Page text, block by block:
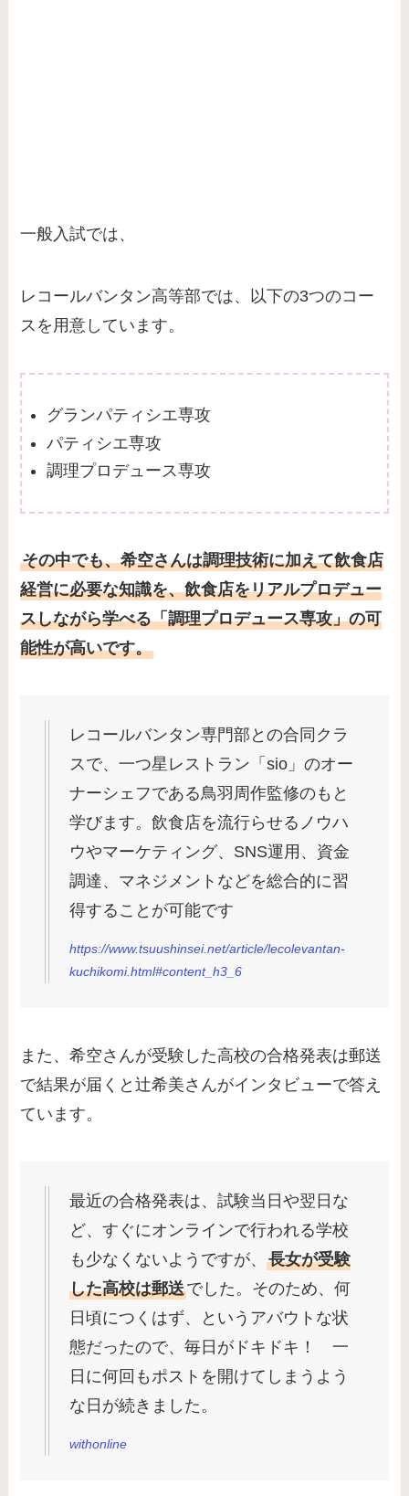
一般入試では、
レコールバンタン高等部では、以下の3つのコー
スを用意しています。
グランパティシエ専攻
パティシエ専攻
調理プロデュース専攻
その中でも、希空さんは調理技術に加えて飲食店
経営に必要な知識を、飲食店をリアルプロデュー
スしながら学べる「調理プロデュース専攻」の可
能性が高いです。
レコールバンタン専門部との合同クラ
スで、一つ星レストラン「sio」のオー
ナーシェフである鳥羽周作監修のもと
学びます。飲食店を流行らせるノウハ
ウやマーケティング、SNS運用、資金
調達、マネジメントなどを総合的に習
得することが可能です
https://www.tsuushinsei.net/article/lecolevantan-
kuchikomi.html#content_h3_6
また、希空さんが受験した高校の合格発表は郵送
で結果が届くと辻希美さんがインタビューで答え
ています。
最近の合格発表は、試験当日や翌日な
ど、すぐにオンラインで行われる学校
も少なくないようですが、長女が受験
した高校は郵送でした。そのため、何
日頃につくはず、というアバウトな状
態だったので、毎日がドキドキ！ 一
日に何回もポストを開けてしまうよう
な日が続きました。
withonline